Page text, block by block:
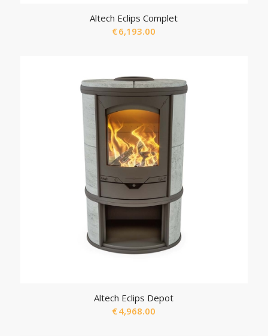
Altech Eclips Complet
€6,193.00
Altech Eclips Depot
€4,968.00